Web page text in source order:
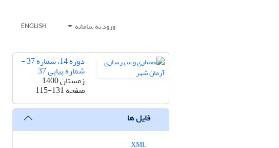
ورود به سامانه ENGLISH
دوره 14، شماره 37 -
شماره پیاپی 37
زمستان 1400
صفحه115-131
فایل ها